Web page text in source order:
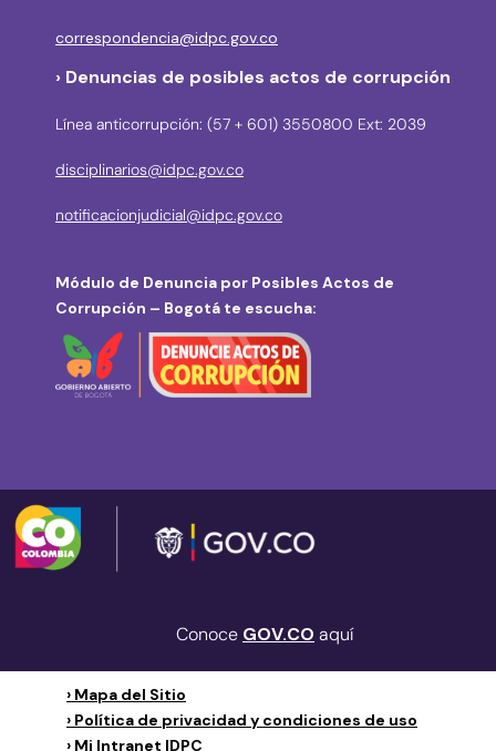
correspondencia@idpc.gov.co
› Denuncias de posibles actos de corrupción
Línea anticorrupción: (57 + 601) 3550800 Ext: 2039
disciplinarios@idpc.gov.co
notificacionjudicial@idpc.gov.co
Módulo de Denuncia por Posibles Actos de
Corrupción – Bogotá te escucha:
Conoce GOV.CO aquí
› Mapa del Sitio
› Política de privacidad y condiciones de uso
› Mi Intranet IDPC